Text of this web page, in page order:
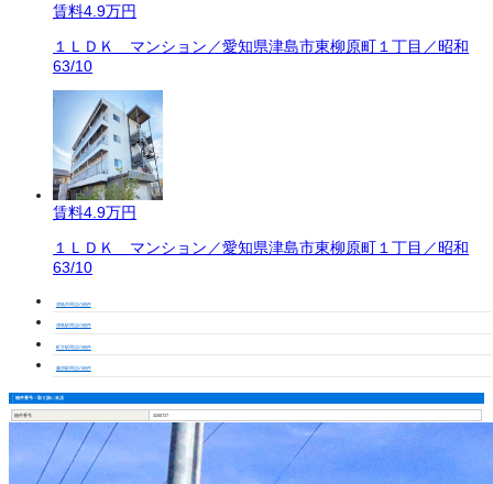
賃料4.9万円
１ＬＤＫ マンション／愛知県津島市東柳原町１丁目／昭和
63/10
賃料4.9万円
１ＬＤＫ マンション／愛知県津島市東柳原町１丁目／昭和
63/10
津島市周辺の物件
津島駅周辺の物件
町方駅周辺の物件
藤浪駅周辺の物件
物件番号・取り扱い支店
物件番号 3200727